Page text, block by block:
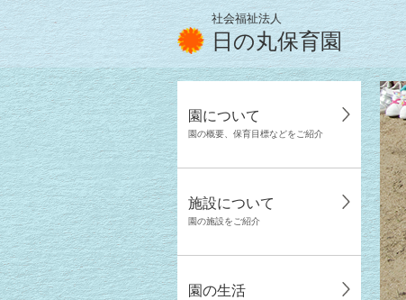
社会福祉法人
日の丸保育園
園について
園の概要、保育目標などをご紹介
施設について
園の施設をご紹介
園の生活